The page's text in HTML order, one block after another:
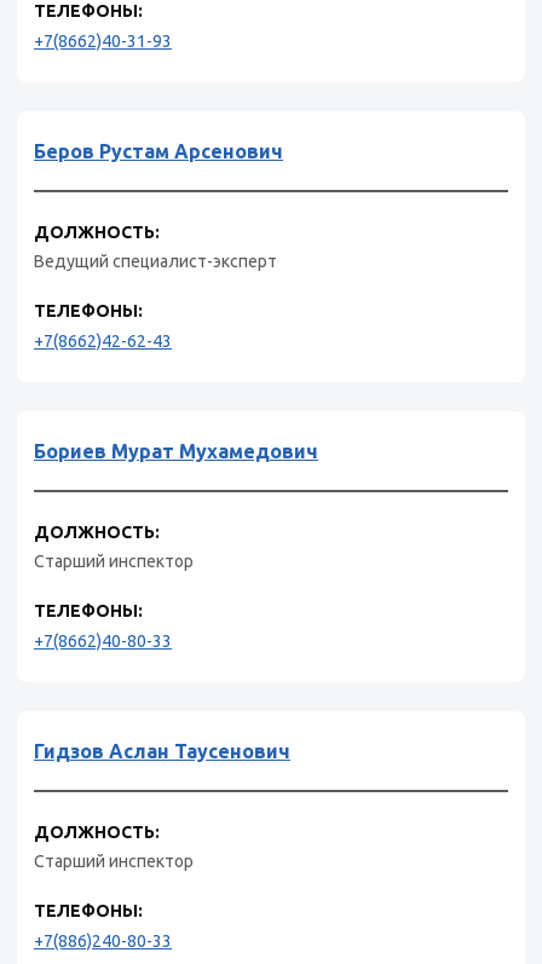
ТЕЛЕФОНЫ:
+7(8662)40-31-93
Беров Рустам Арсенович
ДОЛЖНОСТЬ:
Ведущий специалист-эксперт
ТЕЛЕФОНЫ:
+7(8662)42-62-43
Бориев Мурат Мухамедович
ДОЛЖНОСТЬ:
Старший инспектор
ТЕЛЕФОНЫ:
+7(8662)40-80-33
Гидзов Аслан Таусенович
ДОЛЖНОСТЬ:
Старший инспектор
ТЕЛЕФОНЫ:
+7(886)240-80-33